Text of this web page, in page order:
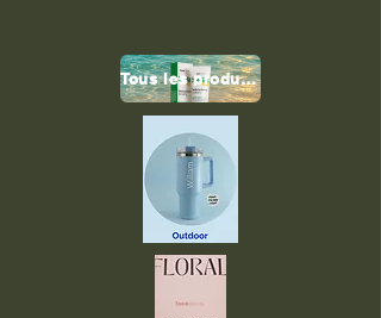
Tous les produits